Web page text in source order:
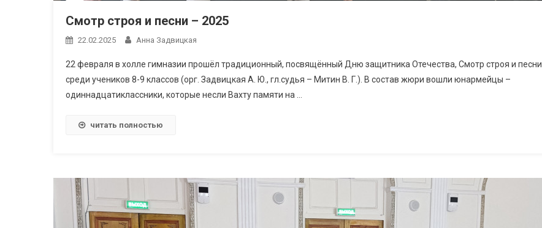
Смотр строя и песни – 2025
22.02.2025 Анна Задвицкая
22 февраля в холле гимназии прошёл традиционный, посвящённый Дню защитника Отечества, Смотр строя и песни
среди учеников 8-9 классов (орг. Задвицкая А. Ю., гл.судья – Митин В. Г.). В состав жюри вошли юнармейцы –
одиннадцатиклассники, которые несли Вахту памяти на …
читать полностью